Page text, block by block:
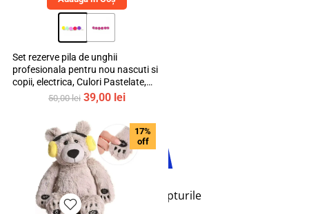
Set rezerve pila de unghii
profesionala pentru nou nascuti si
copii, electrica, Culori Pastelate,
mediLOGIC™
50,00lei Prețul
a
fost:
50,00 lei.
39,00 leiPrețul
este:
39,00 lei.
17%
off
TikTok
© 2026 bebeLOGIC™. Toate drepturile
rezervate.